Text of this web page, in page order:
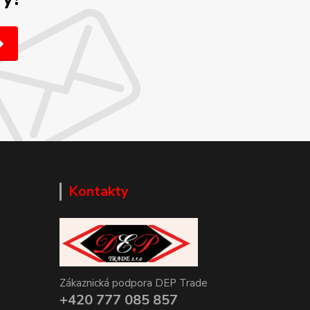
Kontakty
Zákaznická podpora DEP Trade
+420 777 085 857